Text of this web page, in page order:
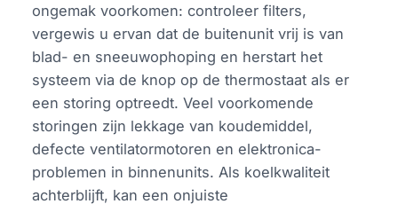
ongemak voorkomen: controleer filters,
vergewis u ervan dat de buitenunit vrij is van
blad- en sneeuwophoping en herstart het
systeem via de knop op de thermostaat als er
een storing optreedt. Veel voorkomende
storingen zijn lekkage van koudemiddel,
defecte ventilatormotoren en elektronica-
problemen in binnenunits. Als koelkwaliteit
achterblijft, kan een onjuiste